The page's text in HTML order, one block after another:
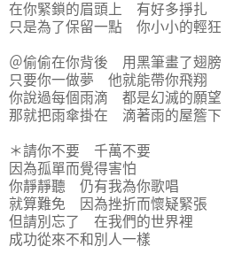
在你緊鎖的眉頭上 有好多掙扎
只是為了保留一點 你小小的輕狂
＠偷偷在你背後 用黑筆畫了翅膀
只要你一做夢 他就能帶你飛翔
你說過每個雨滴 都是幻滅的願望
那就把雨傘掛在 滴著雨的屋簷下
＊請你不要 千萬不要
因為孤單而覺得害怕
你靜靜聽 仍有我為你歌唱
就算難免 因為挫折而懷疑緊張
但請別忘了 在我們的世界裡
成功從來不和別人一樣